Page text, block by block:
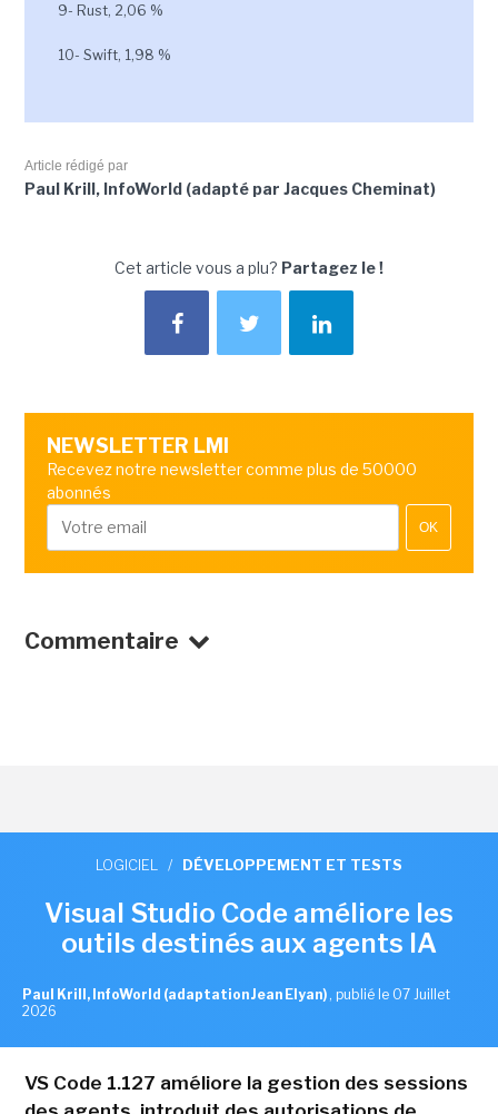
9- Rust, 2,06 %
10- Swift, 1,98 %
Article rédigé par
Paul Krill, InfoWorld (adapté par Jacques Cheminat)
Cet article vous a plu? Partagez le !
NEWSLETTER LMI
Recevez notre newsletter comme plus de 50000
abonnés
OK
Commentaire
LOGICIEL / DÉVELOPPEMENT ET TESTS
Visual Studio Code améliore les
outils destinés aux agents IA
Paul Krill, InfoWorld (adaptation Jean Elyan) , publié le 07 Juillet
2026
VS Code 1.127 améliore la gestion des sessions